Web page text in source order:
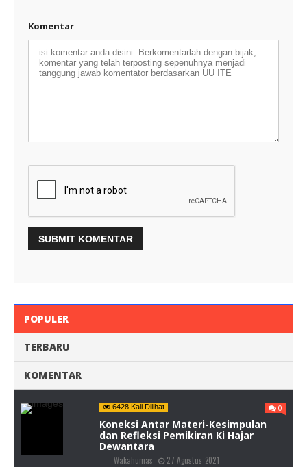
Komentar
POPULER
TERBARU
KOMENTAR
6428 Kali Dilihat 0
Koneksi Antar Materi-Kesimpulan
dan Refleksi Pemikiran Ki Hajar
Dewantara
Wakahumas 27 Agustus 2021